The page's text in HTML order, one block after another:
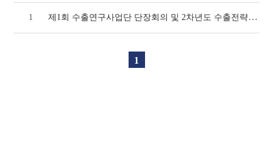
1 제1회 수출연구사업단 단장회의 및 2차년도 수출전략기술개발사업 수출연구사업단 세미나 개최(
1